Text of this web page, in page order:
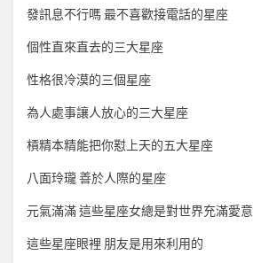
發訊息不行嗎 最不喜歡接電話的星座
個性直來直去的三大星座
性格很冷漠的三個星座
為人處事讓人放心的三大星座
槓精本精能把你懟上天的五大星座
八面玲瓏 善於人際的星座
元氣滿滿 這些星座女總是對世界充滿愛意
這些星座眼裡 朋友是用來利用的